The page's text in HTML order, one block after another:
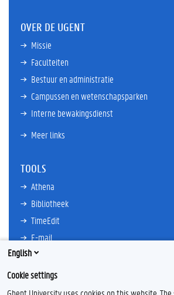
OVER DE UGENT
Missie
Faculteiten
Bestuur en administratie
Campussen en wetenschapsparken
Interne bewakingsdienst
Meer links
TOOLS
Athena
Bibliotheek
TimeEdit
E-mail
Ufora
Oasis
Research Explorer
English
Cookie settings